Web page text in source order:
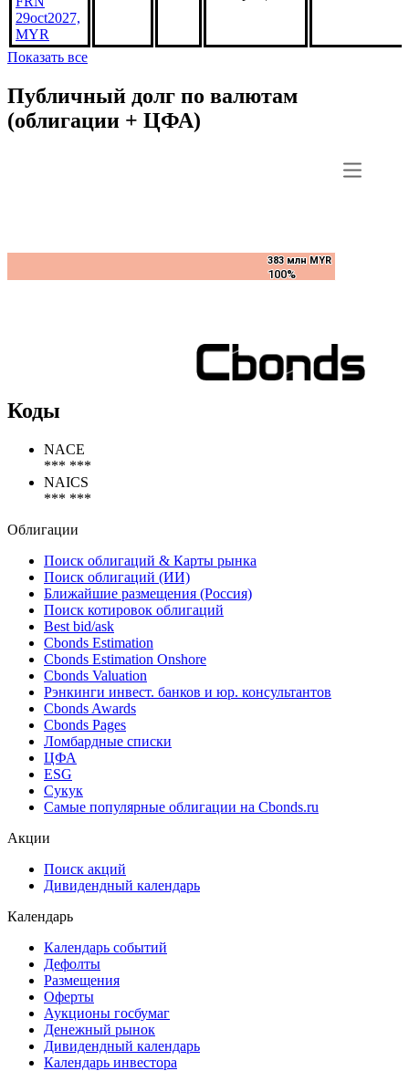
29oct2027,
MYR
Показать все
Публичный долг по валютам
(облигации + ЦФА)
383 млн MYR
100%
383 млн MYR
100%
Коды
NACE
*** ***
NAICS
*** ***
Облигации
Поиск облигаций & Карты рынка
Поиск облигаций (ИИ)
Ближайшие размещения (Россия)
Поиск котировок облигаций
Best bid/ask
Cbonds Estimation
Cbonds Estimation Onshore
Cbonds Valuation
Рэнкинги инвест. банков и юр. консультантов
Cbonds Awards
Cbonds Pages
Ломбардные списки
ЦФА
ESG
Сукук
Самые популярные облигации на Cbonds.ru
Акции
Поиск акций
Дивидендный календарь
Календарь
Календарь событий
Дефолты
Размещения
Оферты
Аукционы госбумаг
Денежный рынок
Дивидендный календарь
Календарь инвестора